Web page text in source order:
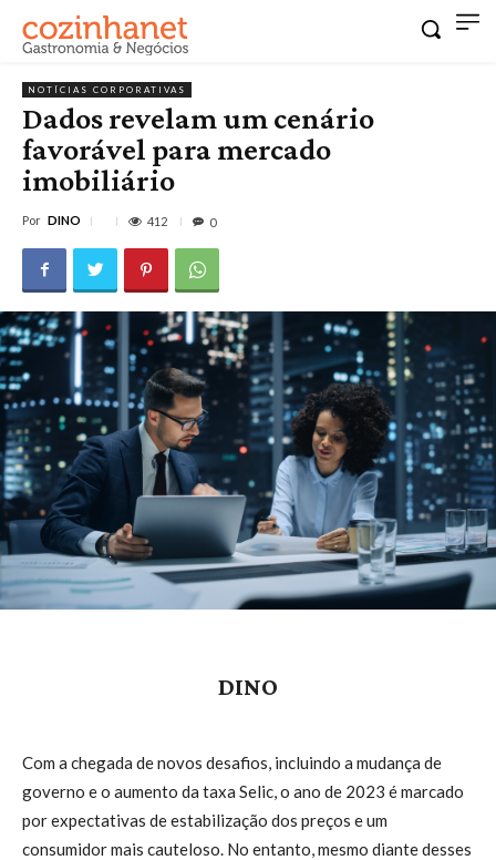
NOTÍCIAS CORPORATIVAS
Dados revelam um cenário
favorável para mercado
imobiliário
Por DINO 412 0
DINO
Com a chegada de novos desafios, incluindo a mudança de
governo e o aumento da taxa Selic, o ano de 2023 é marcado
por expectativas de estabilização dos preços e um
consumidor mais cauteloso. No entanto, mesmo diante desses